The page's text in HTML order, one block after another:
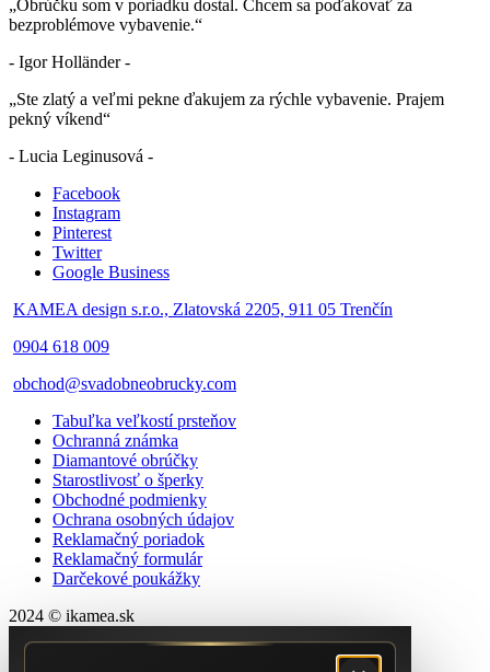
„Obrúčku som v poriadku dostal. Chcem sa poďakovať za
bezproblémove vybavenie.“
- Igor Holländer -
„Ste zlatý a veľmi pekne ďakujem za rýchle vybavenie. Prajem
pekný víkend“
- Lucia Leginusová -
Facebook
Instagram
Pinterest
Twitter
Google Business
KAMEA design s.r.o., Zlatovská 2205, 911 05 Trenčín
0904 618 009
obchod@svadobneobrucky.com
Tabuľka veľkostí prsteňov
Ochranná známka
Diamantové obrúčky
Starostlivosť o šperky
Obchodné podmienky
Ochrana osobných údajov
Reklamačný poriadok
Reklamačný formulár
Darčekové poukážky
2024 © ikamea.sk